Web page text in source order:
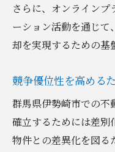
さらに、オンラインプ
ーション活動を通じて
却を実現するための基
競争優位性を高める
群馬県伊勢崎市での不
確立するためには差別
物件との差異化を図る